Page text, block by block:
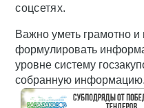
соцсетях.
Важно уметь грамотно
формулировать
уровне систему
собранную информацию.